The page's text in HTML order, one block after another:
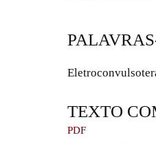
TEXTO
PDF